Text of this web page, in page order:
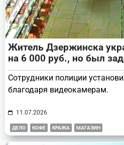
Житель Дзержинска
на 6 000 руб., но был
Сотрудники полиции
благодаря видеокамерам.
11.07.2026
ДЕЛО КОФЕ КРАЖА МАГАЗИН